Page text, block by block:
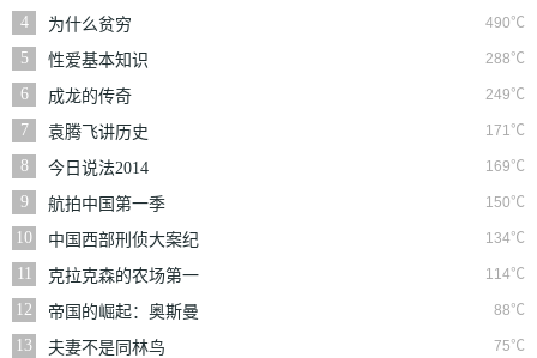
4
490℃
为什么贫穷
5
288℃
性爱基本知识
6
249℃
成龙的传奇
7
171℃
袁腾飞讲历史
8
169℃
今日说法2014
9
150℃
航拍中国第一季
10
134℃
中国西部刑侦大案纪
实
11 114℃
克拉克森的农场第一
季
12 88℃
帝国的崛起：奥斯曼
第一季
13 75℃
夫妻不是同林鸟